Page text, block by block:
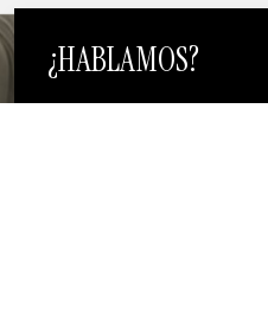
¿HABLAMOS?